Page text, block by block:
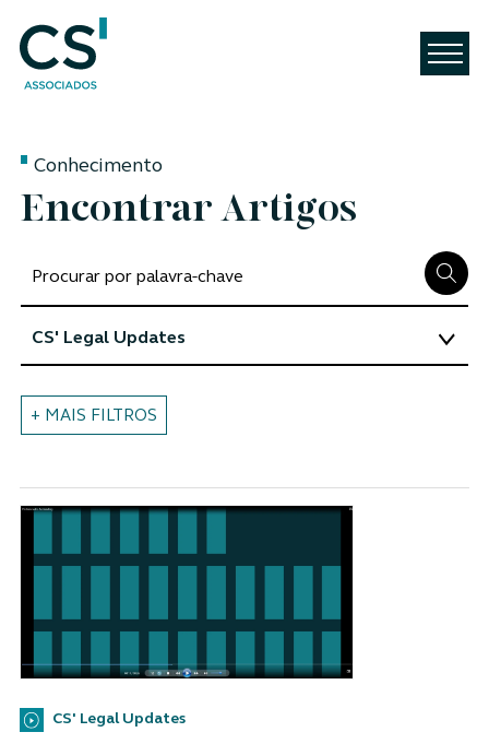
Conhecimento
Encontrar Artigos
+ MAIS FILTROS
CS' Legal Updates